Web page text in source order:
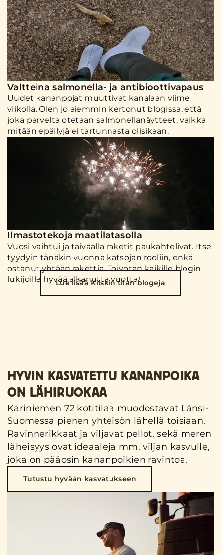
Valtteina salmonella- ja antibioottivapaus
Uudet kananpojat muuttivat kanalaan viime
viikolla. Olen jo aiemmin kertonut blogissa, että
joka parvelta otetaan salmonellanäytteet, vaikka
mitään epäilyjä ei tartunnasta olisikaan.
Ilmastotekoja maatilatasolla
Vuosi vaihtui ja taivaalla raketit paukahtelivat. Itse
tyydyin tänäkin vuonna katsojan rooliin, enkä
ostanut yhtään rakettia. Toivotan kaikille blogin
lukijoille hyvää alkanutta vuotta!
Lue lisää Kiiskin tilan blogeja
HYVIN KASVATETTU KANANPOIKA
ON LÄHIRUOKAA
Kariniemen 72 kotitilaa muodostavat Länsi-
Suomessa pienen yhteisön lähellä toisiaan.
Ravinnerikkaat ja viljavat pellot, sekä meren
läheisyys ovat ideaaleja mm. viljan kasvulle,
joka on pääosin kananpoikien ravintoa.
Tutustu hyvään kasvatukseen